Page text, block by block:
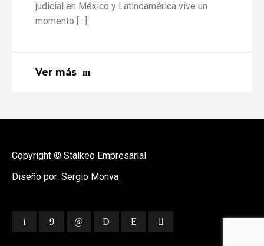
judicial en México y Latinoamérica vive un
momento […]
Ver más
Copyright © Stalkeo Empresarial
Diseño por: Sergio Monva